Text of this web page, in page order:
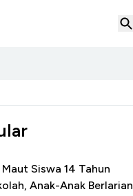
Siswa 14 Tahun
Anak-Anak Berlarian